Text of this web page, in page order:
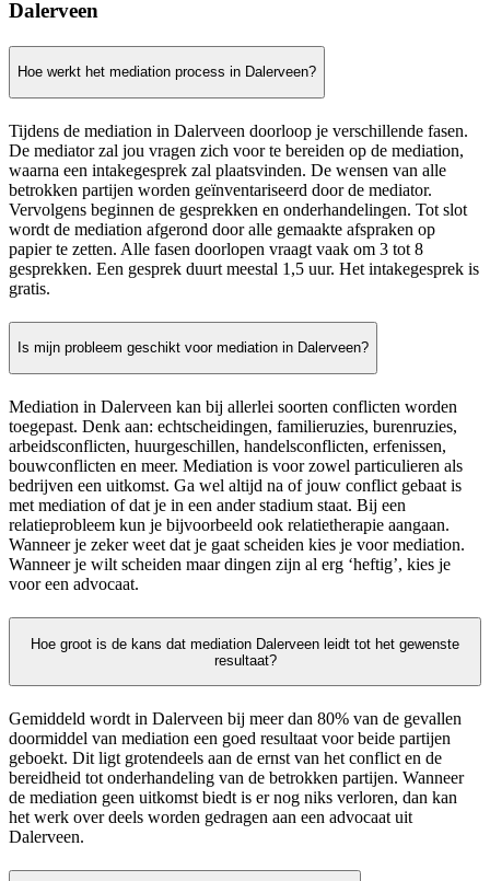
Dalerveen
Hoe werkt het mediation process in Dalerveen?
Tijdens de mediation in Dalerveen doorloop je verschillende fasen.
De mediator zal jou vragen zich voor te bereiden op de mediation,
waarna een intakegesprek zal plaatsvinden. De wensen van alle
betrokken partijen worden geïnventariseerd door de mediator.
Vervolgens beginnen de gesprekken en onderhandelingen. Tot slot
wordt de mediation afgerond door alle gemaakte afspraken op
papier te zetten. Alle fasen doorlopen vraagt vaak om 3 tot 8
gesprekken. Een gesprek duurt meestal 1,5 uur. Het intakegesprek is
gratis.
Is mijn probleem geschikt voor mediation in Dalerveen?
Mediation in Dalerveen kan bij allerlei soorten conflicten worden
toegepast. Denk aan: echtscheidingen, familieruzies, burenruzies,
arbeidsconflicten, huurgeschillen, handelsconflicten, erfenissen,
bouwconflicten en meer. Mediation is voor zowel particulieren als
bedrijven een uitkomst. Ga wel altijd na of jouw conflict gebaat is
met mediation of dat je in een ander stadium staat. Bij een
relatieprobleem kun je bijvoorbeeld ook relatietherapie aangaan.
Wanneer je zeker weet dat je gaat scheiden kies je voor mediation.
Wanneer je wilt scheiden maar dingen zijn al erg ‘heftig’, kies je
voor een advocaat.
Hoe groot is de kans dat mediation Dalerveen leidt tot het gewenste
resultaat?
Gemiddeld wordt in Dalerveen bij meer dan 80% van de gevallen
doormiddel van mediation een goed resultaat voor beide partijen
geboekt. Dit ligt grotendeels aan de ernst van het conflict en de
bereidheid tot onderhandeling van de betrokken partijen. Wanneer
de mediation geen uitkomst biedt is er nog niks verloren, dan kan
het werk over deels worden gedragen aan een advocaat uit
Dalerveen.